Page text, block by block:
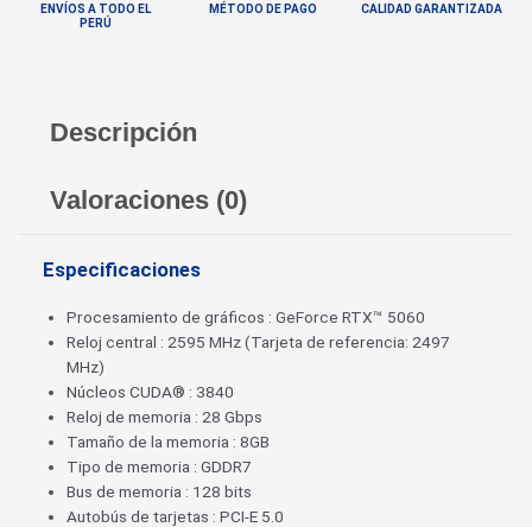
ENVÍOS A TODO EL
PERÚ
MÉTODO DE PAGO CALIDAD GARANTIZADA
Descripción
Valoraciones (0)
Especificaciones
Procesamiento de gráficos : GeForce RTX™ 5060
Reloj central : 2595 MHz (Tarjeta de referencia: 2497
MHz)
Núcleos CUDA® : 3840
Reloj de memoria : 28 Gbps
Tamaño de la memoria : 8GB
Tipo de memoria : GDDR7
Bus de memoria : 128 bits
Autobús de tarjetas : PCI-E 5.0